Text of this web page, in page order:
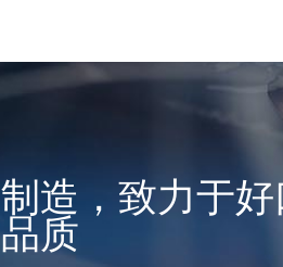
制造，致力于
品质